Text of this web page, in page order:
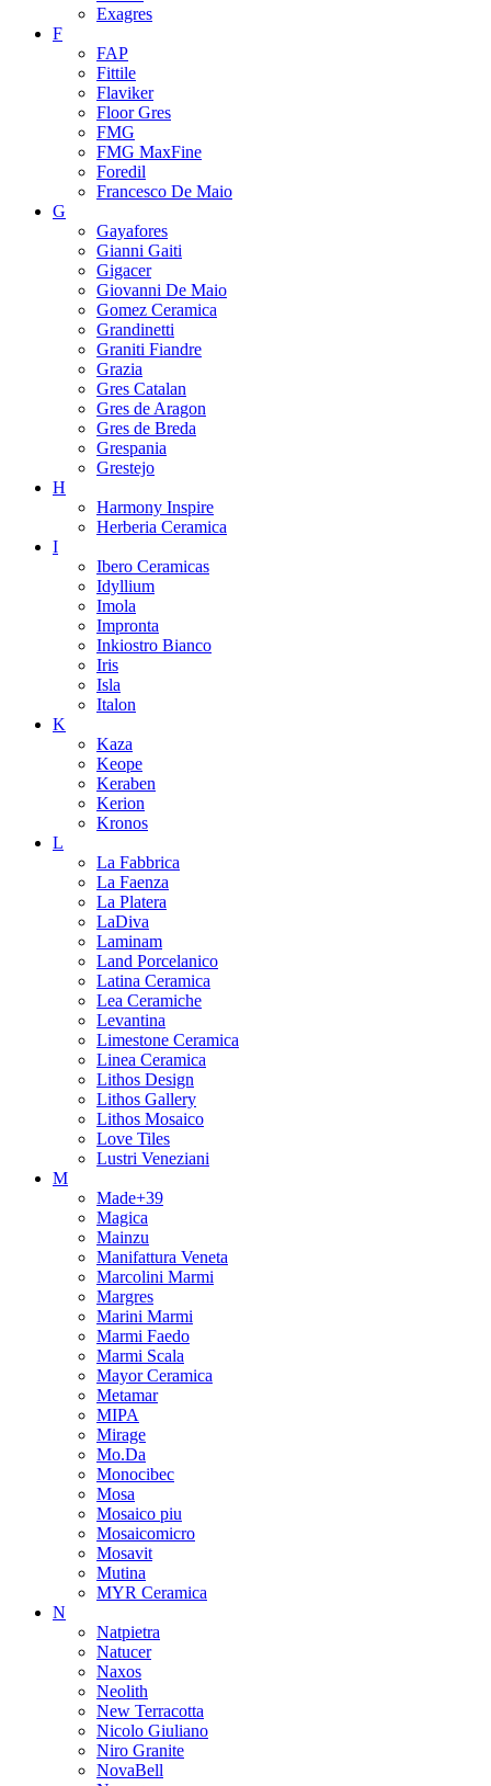
Exagres
F
FAP
Fittile
Flaviker
Floor Gres
FMG
FMG MaxFine
Foredil
Francesco De Maio
G
Gayafores
Gianni Gaiti
Gigacer
Giovanni De Maio
Gomez Ceramica
Grandinetti
Graniti Fiandre
Grazia
Gres Catalan
Gres de Aragon
Gres de Breda
Grespania
Grestejo
H
Harmony Inspire
Herberia Ceramica
I
Ibero Ceramicas
Idyllium
Imola
Impronta
Inkiostro Bianco
Iris
Isla
Italon
K
Kaza
Keope
Keraben
Kerion
Kronos
L
La Fabbrica
La Faenza
La Platera
LaDiva
Laminam
Land Porcelanico
Latina Ceramica
Lea Ceramiche
Levantina
Limestone Ceramica
Linea Ceramica
Lithos Design
Lithos Gallery
Lithos Mosaico
Love Tiles
Lustri Veneziani
M
Made+39
Magica
Mainzu
Manifattura Veneta
Marcolini Marmi
Margres
Marini Marmi
Marmi Faedo
Marmi Scala
Mayor Ceramica
Metamar
MIPA
Mirage
Mo.Da
Monocibec
Mosa
Mosaico piu
Mosaicomicro
Mosavit
Mutina
MYR Ceramica
N
Natpietra
Natucer
Naxos
Neolith
New Terracotta
Nicolo Giuliano
Niro Granite
NovaBell